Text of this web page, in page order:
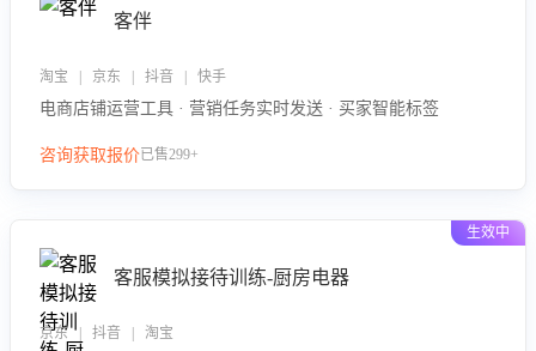
客伴
淘宝 | 京东 | 抖音 | 快手
电商店铺运营工具 · 营销任务实时发送 · 买家智能标签
咨询获取报价已售299+
生效中
客服模拟接待训练-厨房电器
京东 | 抖音 | 淘宝